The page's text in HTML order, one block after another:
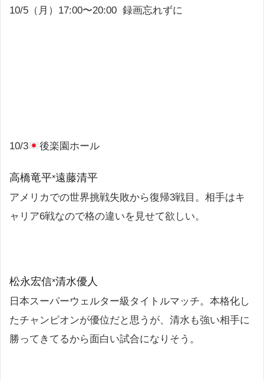
10/5（月）17:00〜20:00 録画忘れずに
10/3 後楽園ホール
高橋竜平×遠藤清平
アメリカでの世界挑戦失敗から復帰3戦目。相手はキ
ャリア6戦なので格の違いを見せて欲しい。
松永宏信×清水優人
日本スーパーウェルター級タイトルマッチ。本格化し
たチャンピオンが優位だと思うが、清水も強い相手に
勝ってきてるから面白い試合になりそう。